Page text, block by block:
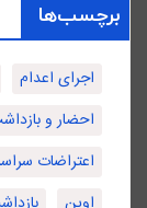
برچسب‌ها
اجرای اعدام
احضار و
اعتراضات